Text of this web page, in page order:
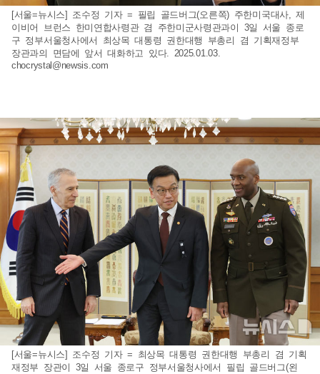
[서울=뉴시스] 조수정 기자 = 필립 골드버그(오른쪽) 주한미국대사, 제
이비어 브런스 한미연합사령관 겸 주한미군사령관과이 3일 서울 종로
구 정부서울청사에서 최상목 대통령 권한대행 부총리 겸 기획재정부
장관과의 면담에 앞서 대화하고 있다. 2025.01.03.
chocrystal@newsis.com
[서울=뉴시스] 조수정 기자 = 최상목 대통령 권한대행 부총리 겸 기획
재정부 장관이 3일 서울 종로구 정부서울청사에서 필립 골드버그(왼